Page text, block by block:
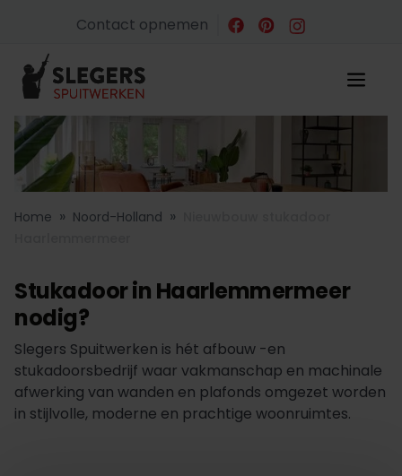
Contact opnemen
Home » Noord-Holland »
Stukadoor in Haarlemmermeer
nodig?
Slegers Spuitwerken is hét afbouw -en
stukadoorsbedrijf waar vakmanschap en machinale
afwerking van wanden en plafonds omgezet worden
in stijlvolle, moderne en prachtige woonruimtes.